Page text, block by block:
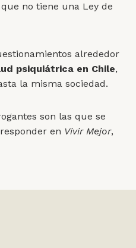
no tiene una Ley de
alrededor
psiquiátrica en Chile,
la misma sociedad.
son las que se
en Vivir Mejor,